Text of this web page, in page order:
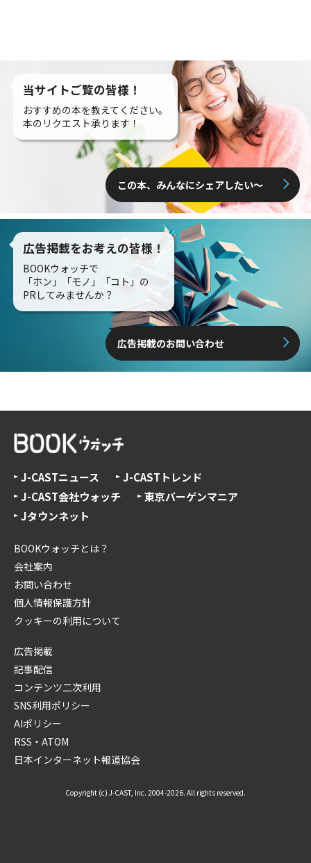
当サイトご覧の皆様！
おすすめの本を教えてください。
本のリクエスト承ります！
この本、みんなにシェアしたい〜
広告掲載をお考えの皆様！
BOOKウォッチで
「ホン」「モノ」「コト」の
PRしてみませんか？
広告掲載のお問い合わせ
J-CASTニュース
J-CASTトレンド
J-CAST会社ウォッチ
東京バーゲンマニア
Jタウンネット
BOOKウォッチとは？
会社案内
お問い合わせ
個人情報保護方針
クッキーの利用について
広告掲載
記事配信
コンテンツ二次利用
SNS利用ポリシー
AIポリシー
RSS・ATOM
日本インターネット報道協会
Copyright (c) J-CAST, Inc. 2004-2026. All rights reserved.